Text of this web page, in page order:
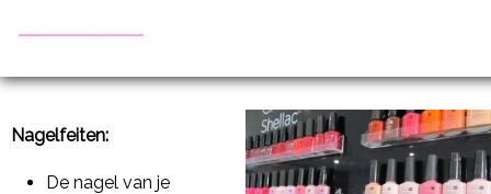
Nagelfeiten:
De nagel van je